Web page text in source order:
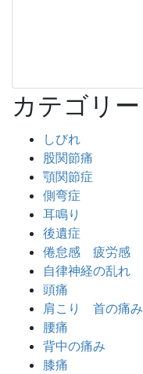
カテゴリー
しびれ
股関節痛
顎関節症
側弯症
耳鳴り
後遺症
倦怠感 疲労感
自律神経の乱れ
頭痛
肩こり 首の痛み
腰痛
背中の痛み
膝痛